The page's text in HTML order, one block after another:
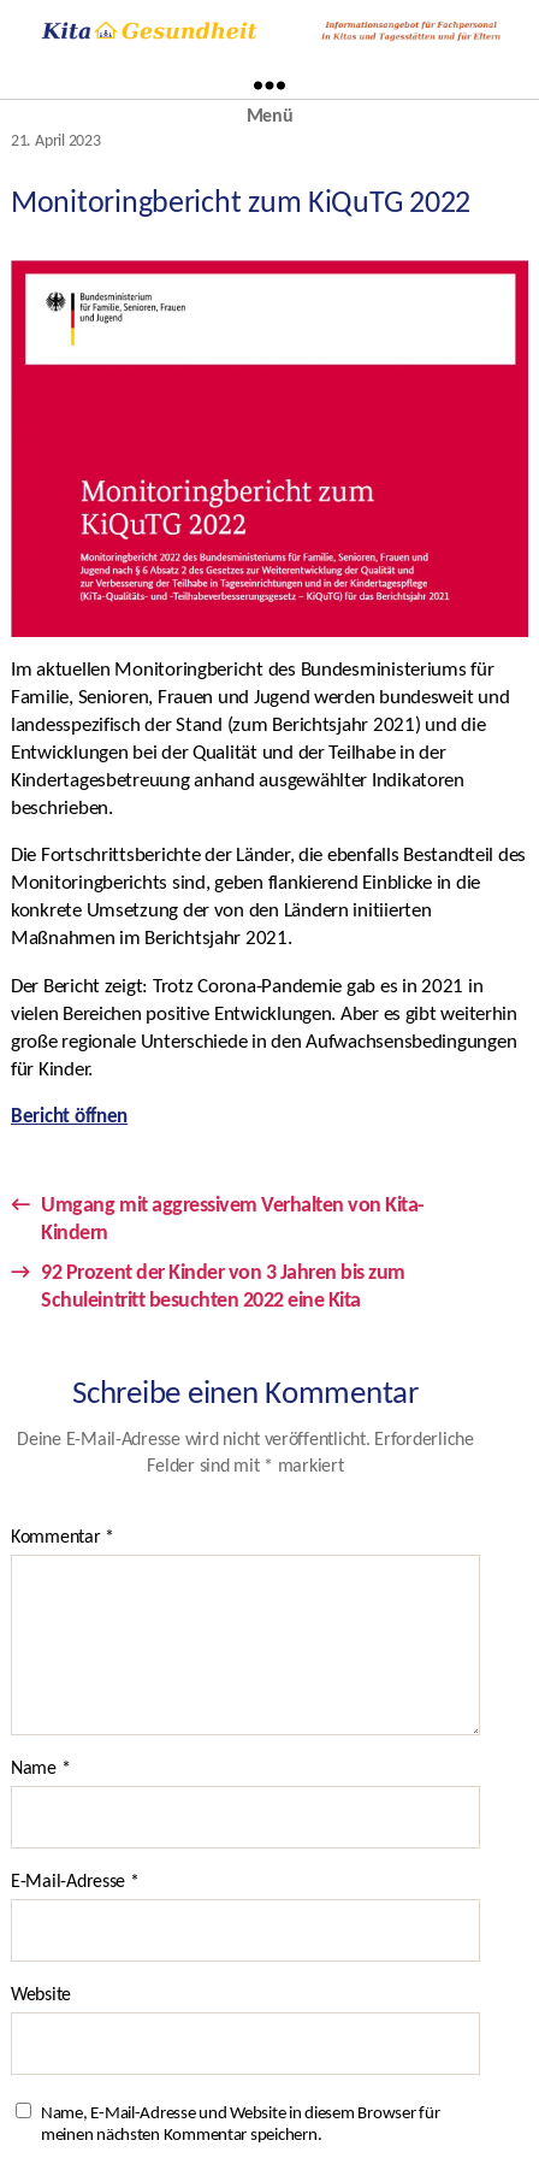
Menü
Kategorien
Veröffentlichungsdatum
21. April 2023
Monitoringbericht zum KiQuTG 2022
Im aktuellen Monitoringbericht des Bundesministeriums für
Familie, Senioren, Frauen und Jugend werden bundesweit und
landesspezifisch der Stand (zum Berichtsjahr 2021) und die
Entwicklungen bei der Qualität und der Teilhabe in der
Kindertagesbetreuung anhand ausgewählter Indikatoren
beschrieben.
Die Fortschrittsberichte der Länder, die ebenfalls Bestandteil des
Monitoringberichts sind, geben flankierend Einblicke in die
konkrete Umsetzung der von den Ländern initiierten
Maßnahmen im Berichtsjahr 2021.
Der Bericht zeigt: Trotz Corona-Pandemie gab es in 2021 in
vielen Bereichen positive Entwicklungen. Aber es gibt weiterhin
große regionale Unterschiede in den Aufwachsensbedingungen
für Kinder.
Bericht öffnen
← Umgang mit aggressivem Verhalten von Kita-
Kindern
→ 92 Prozent der Kinder von 3 Jahren bis zum
Schuleintritt besuchten 2022 eine Kita
Schreibe einen Kommentar
Deine E-Mail-Adresse wird nicht veröffentlicht. Erforderliche
Felder sind mit * markiert
Kommentar *
Name *
E-Mail-Adresse *
Website
Name, E-Mail-Adresse und Website in diesem Browser für
meinen nächsten Kommentar speichern.